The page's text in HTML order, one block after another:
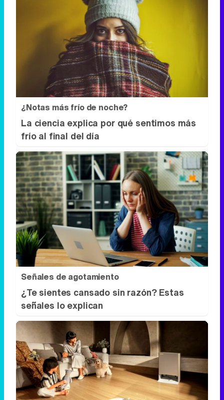
¿Notas más frío de noche?
La ciencia explica por qué sentimos más
frío al final del día
Señales de agotamiento
¿Te sientes cansado sin razón? Estas
señales lo explican
El robot que limpia por ti
¿Sabes por qué cada vez más hogares